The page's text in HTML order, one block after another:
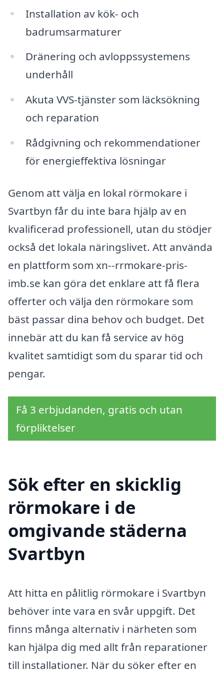
Installation av kök- och
badrumsarmaturer
Dränering och avloppssystemens
underhåll
Akuta VVS-tjänster som läcksökning
och reparation
Rådgivning och rekommendationer
för energieffektiva lösningar
Genom att välja en lokal rörmokare i
Svartbyn får du inte bara hjälp av en
kvalificerad professionell, utan du stödjer
också det lokala näringslivet. Att använda
en plattform som xn--rrmokare-pris-
imb.se kan göra det enklare att få flera
offerter och välja den rörmokare som
bäst passar dina behov och budget. Det
innebär att du kan få service av hög
kvalitet samtidigt som du sparar tid och
pengar.
Få 3 erbjudanden, gratis och utan
förpliktelser
Sök efter en skicklig
rörmokare i de
omgivande städerna
Svartbyn
Att hitta en pålitlig rörmokare i Svartbyn
behöver inte vara en svår uppgift. Det
finns många alternativ i närheten som
kan hjälpa dig med allt från reparationer
till installationer. När du söker efter en